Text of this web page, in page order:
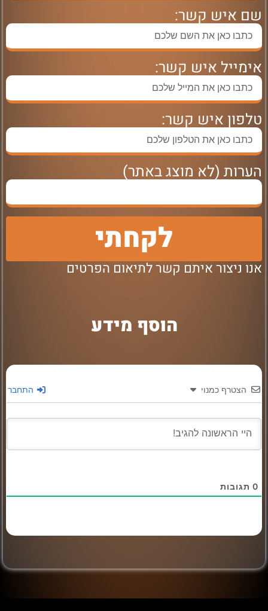
שם איש קשר:
אימייל איש קשר:
טלפון איש קשר:
הערות (לא מוצג באתר)
לקחתי
אנו ניצור איתם קשר לתיאום הפרטים
הוסף מידע
הצטרף כמנוי התחבר
0 תגובות